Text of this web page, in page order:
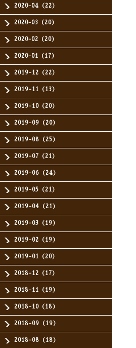
2020-04（22）
2020-03（20）
2020-02（20）
2020-01（17）
2019-12（22）
2019-11（13）
2019-10（20）
2019-09（20）
2019-08（25）
2019-07（21）
2019-06（24）
2019-05（21）
2019-04（21）
2019-03（19）
2019-02（19）
2019-01（20）
2018-12（17）
2018-11（19）
2018-10（18）
2018-09（19）
2018-08（18）